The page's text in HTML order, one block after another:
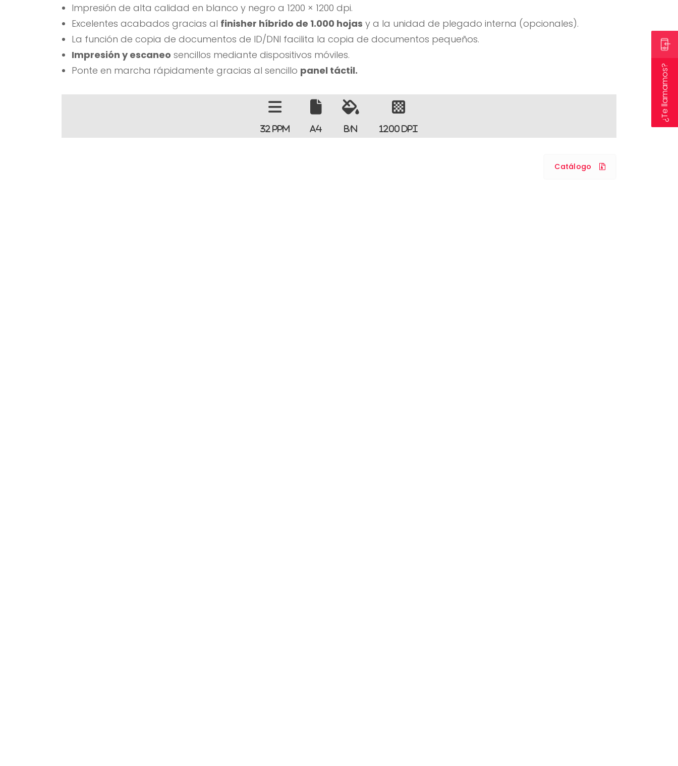
Impresión de alta calidad en blanco y negro a 1200 × 1200 dpi.
Excelentes acabados gracias al finisher híbrido de 1.000 hojas y a la unidad de plegado interna (opcionales).
La función de copia de documentos de ID/DNI facilita la copia de documentos pequeños.
Impresión y escaneo sencillos mediante dispositivos móviles.
Ponte en marcha rápidamente gracias al sencillo panel táctil.
32 PPM A4 B/N 1200 DPI
Catálogo
¿Te llamamos?